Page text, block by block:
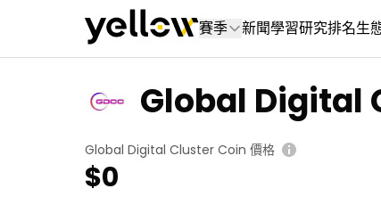
賽季 新聞學習研究排名生
Global Digital
Global Digital Cluster Coin 價格
$0